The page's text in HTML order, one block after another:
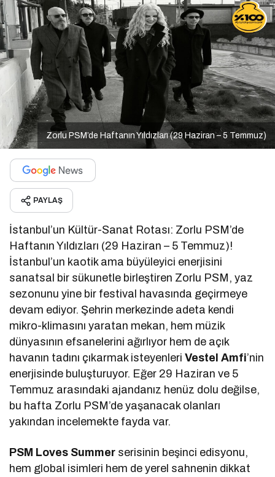
Zorlu PSM’de Haftanın Yıldızları (29 Haziran – 5 Temmuz)
PAYLAŞ
İstanbul’un Kültür-Sanat Rotası: Zorlu PSM’de
Haftanın Yıldızları (29 Haziran – 5 Temmuz)!
İstanbul’un kaotik ama büyüleyici enerjisini
sanatsal bir sükunetle birleştiren Zorlu PSM, yaz
sezonunu yine bir festival havasında geçirmeye
devam ediyor. Şehrin merkezinde adeta kendi
mikro-klimasını yaratan mekan, hem müzik
dünyasının efsanelerini ağırlıyor hem de açık
havanın tadını çıkarmak isteyenleriVestel Amfi’nin
enerjisinde buluşturuyor. Eğer 29 Haziran ve 5
Temmuz arasındaki ajandanız henüz dolu değilse,
bu hafta Zorlu PSM’de yaşanacak olanları
yakından incelemekte fayda var.
PSM Loves Summer serisinin beşinci edisyonu,
hem global isimleri hem de yerel sahnenin dikkat